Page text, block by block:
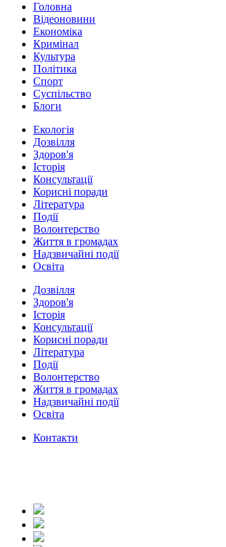
Головна
Відеоновини
Економіка
Кримінал
Культура
Політика
Спорт
Суспільство
Блоги
Екологія
Дозвілля
Здоров'я
Історія
Консультації
Корисні поради
Література
Події
Волонтерство
Життя в громадах
Надзвичайні події
Освіта
Дозвілля
Здоров'я
Історія
Консультації
Корисні поради
Література
Події
Волонтерство
Життя в громадах
Надзвичайні події
Освіта
Контакти